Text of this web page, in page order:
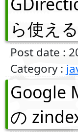
ら使え
Post date :
Category :
Google
の